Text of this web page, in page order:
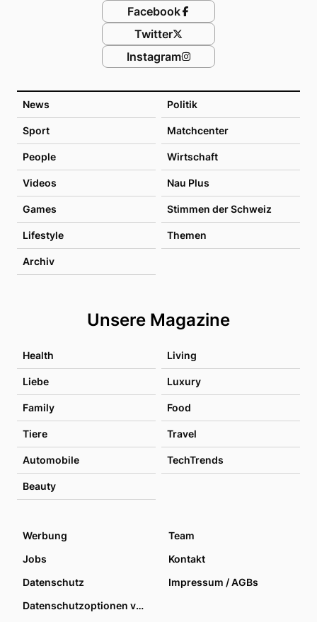
News Politik
Sport Matchcenter
People Wirtschaft
Videos Nau Plus
Games Stimmen der Schweiz
Lifestyle Themen
Archiv
Unsere Magazine
Health Living
Liebe Luxury
Family Food
Tiere Travel
Automobile TechTrends
Beauty
Facebook
Twitter
Instagram
Werbung
Team
Jobs
Kontakt
Datenschutz
Impressum / AGBs
Datenschutzoptionen verwalten